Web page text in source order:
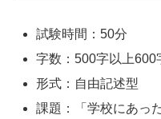
試験時間：50分
字数：500字以上600
形式：自由記述型
課題：「学校にあっ